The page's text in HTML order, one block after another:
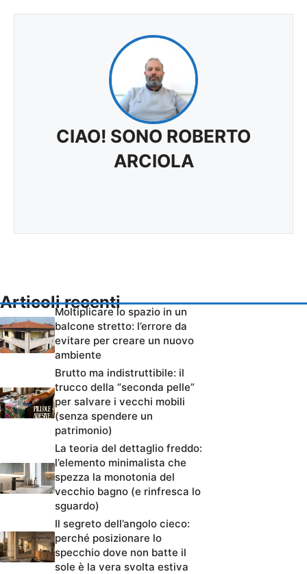
CIAO! SONO ROBERTO
ARCIOLA
Articoli recenti
Moltiplicare lo spazio in un
balcone stretto: l’errore da
evitare per creare un nuovo
ambiente
Brutto ma indistruttibile: il
trucco della “seconda pelle”
per salvare i vecchi mobili
(senza spendere un
patrimonio)
La teoria del dettaglio freddo:
l’elemento minimalista che
spezza la monotonia del
vecchio bagno (e rinfresca lo
sguardo)
Il segreto dell’angolo cieco:
perché posizionare lo
specchio dove non batte il
sole è la vera svolta estiva